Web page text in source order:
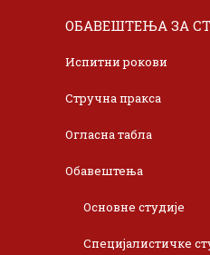
ОБАВЕШТЕЊА ЗА
Испитни рокови
Стручна пракса
Огласна табла
Обавештења
Основне студије
Специјалистичке